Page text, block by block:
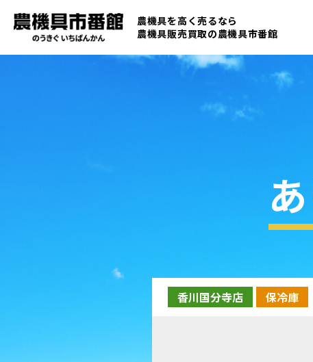
農機具を高く売るなら
農機具販売買取の農機具市番館
香川国分寺店 保冷庫